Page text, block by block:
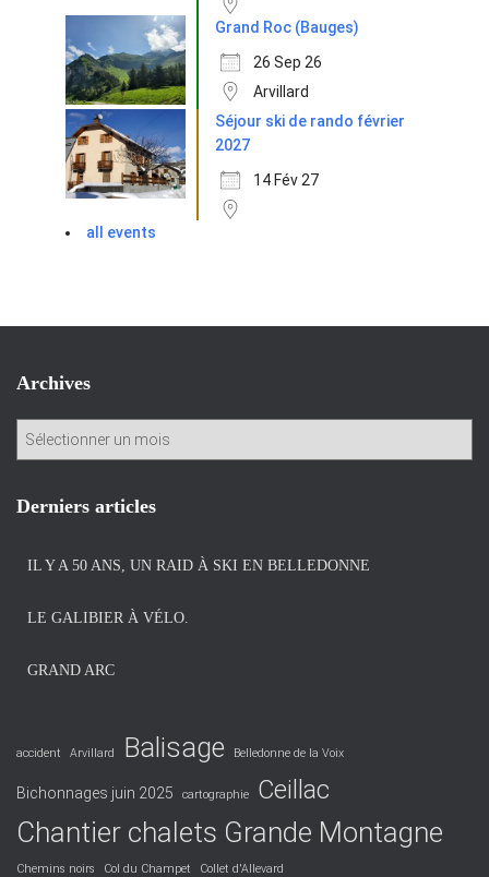
Grand Roc (Bauges)
26 Sep 26
Arvillard
Séjour ski de rando février
2027
14 Fév 27
all events
Archives
h
Derniers articles
IL Y A 50 ANS, UN RAID À SKI EN BELLEDONNE
LE GALIBIER À VÉLO.
GRAND ARC
accident Arvillard Balisage Belledonne de la Voix
Bichonnages juin 2025 cartographie Ceillac
Chantier chalets Grande Montagne
Chemins noirs Col du Champet Collet d'Allevard